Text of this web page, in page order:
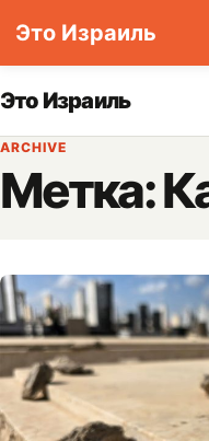
Это Израиль
Это Израиль
ARCHIVE
Метка: